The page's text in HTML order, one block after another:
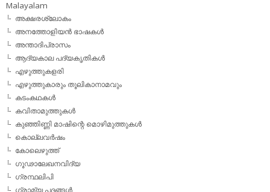
Malayalam
അക്ഷരശ്ലോകം
അനത്തോളിയന്‍ ഭാഷകള്‍
അന്താദിപ്രാസം
ആദ്യകാല പദ്യകൃതികള്‍
എഴുത്തുകളരി
എഴുത്തുകാരും തൂലികാനാമവും
കടംകഥകള്‍
കവിതാമുത്തുകള്‍
കുഞ്ഞിണ്ണി മാഷിന്റെ മൊഴിമുത്തുകള്‍
കൊല്ലവര്‍ഷം
കോലെഴുത്ത്
ഗൂഢാലേഖനവിദ്യ
ഗ്രന്ഥലിപി
ഗ്രാമ്യ പദങ്ങള്‍